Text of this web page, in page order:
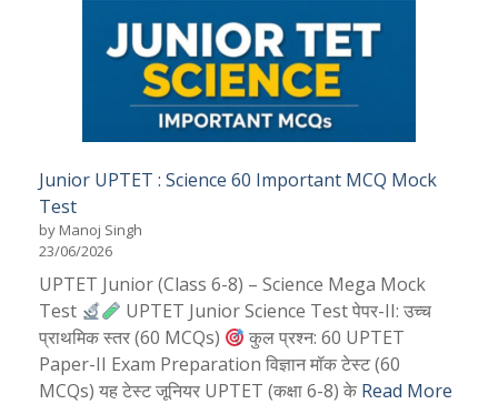
Junior UPTET : Science 60 Important MCQ Mock
Test
by Manoj Singh
23/06/2026
UPTET Junior (Class 6-8) – Science Mega Mock
Test
UPTET Junior Science Test पेपर-II: उच्च
प्राथमिक स्तर (60 MCQs)
कुल प्रश्न: 60 UPTET
Paper-II Exam Preparation विज्ञान मॉक टेस्ट (60
MCQs) यह टेस्ट जूनियर UPTET (कक्षा 6-8) के Read More